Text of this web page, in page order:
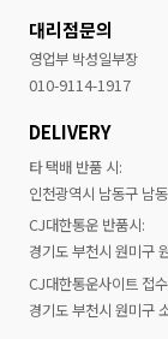
대리점문의
영업부 박성일부장
010-9114-1917
DELIVERY
타 택배 반품 시:
인천광역시 남동구 남
CJ대한통운 반품시:
경기도 부천시 원미구
CJ대한통운사이트 접
경기도 부천시 원미구